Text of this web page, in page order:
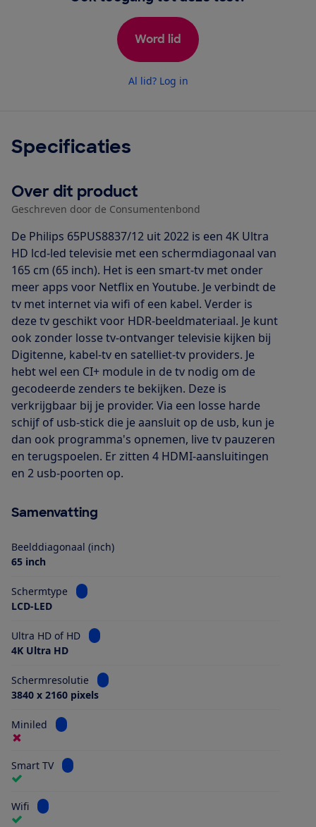
Word lid
Al lid? Log in
Specificaties
Over dit product
Geschreven door de Consumentenbond
De Philips 65PUS8837/12 uit 2022 is een 4K Ultra
HD lcd-led televisie met een schermdiagonaal van
165 cm (65 inch). Het is een smart-tv met onder
meer apps voor Netflix en Youtube. Je verbindt de
tv met internet via wifi of een kabel. Verder is
deze tv geschikt voor HDR-beeldmateriaal. Je kunt
ook zonder losse tv-ontvanger televisie kijken bij
Digitenne, kabel-tv en satelliet-tv providers. Je
hebt wel een CI+ module in de tv nodig om de
gecodeerde zenders te bekijken. Deze is
verkrijgbaar bij je provider. Via een losse harde
schijf of usb-stick die je aansluit op de usb, kun je
dan ook programma's opnemen, live tv pauzeren
en terugspoelen. Er zitten 4 HDMI-aansluitingen
en 2 usb-poorten op.
Samenvatting
Beelddiagonaal (inch)
65 inch
Schermtype
Bekijk informatie voor Schermtype
LCD-LED
Ultra HD of HD
Bekijk informatie voor Ultra HD of HD
4K Ultra HD
Schermresolutie
Bekijk informatie voor Schermresolutie
3840 x 2160 pixels
Miniled Bekijk informatie voor Miniled
Smart TV Bekijk informatie voor Smart TV
Wifi Bekijk informatie voor Wifi